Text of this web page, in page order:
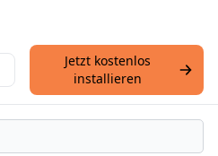
Jetzt kostenlos
installieren